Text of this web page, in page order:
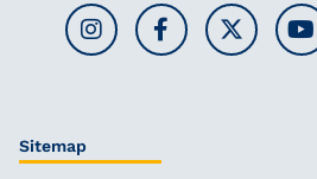
Sitemap